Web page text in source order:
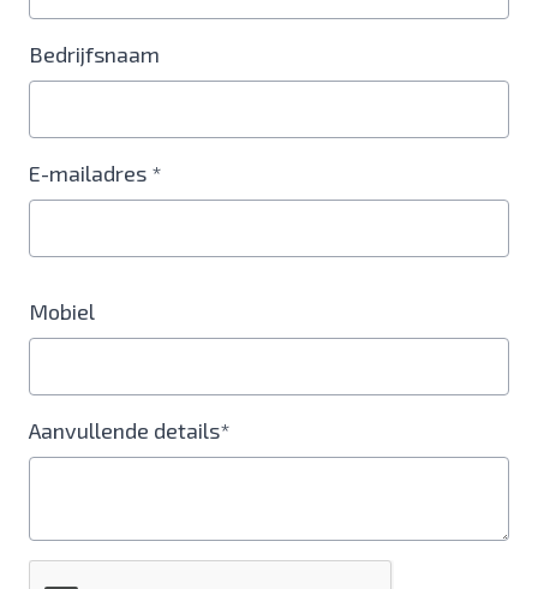
Bedrijfsnaam
E-mailadres *
Mobiel
Aanvullende details*